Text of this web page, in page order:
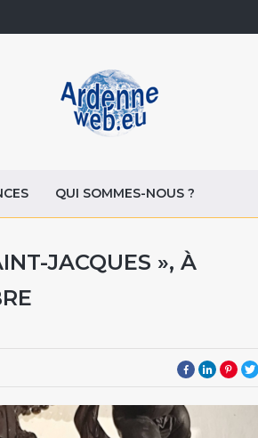
QUI SOMMES-NOUS ?
JACQUES », À